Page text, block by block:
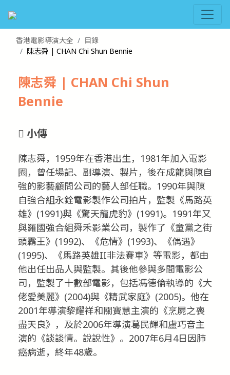
香港電影導演大全
目錄
陳志舜 | CHAN Chi Shun Bennie
陳志舜 | CHAN Chi Shun
Bennie
小傳
陳志舜，1959年在香港出生，1981年加入電影
圈，曾任場記、副導演、製片，後在成龍與陳自
強的影藝顧問公司的藝人部任職。1990年與陳
自強合組永銓電影製作公司拍片，監製《馬路英
雄》(1991)與《驚天龍虎豹》(1991)。1991年又
與羅國強合組舜禾影業公司，製作了《童黨之街
頭霸王》(1992)、《危情》(1993)、《偶遇》
(1995)、《馬路英雄II非法賽車》等電影，都由
他出任出品人與監製。其後他參與多間電影公
司，監製了十數部電影，包括馮德倫執導的《大
佬愛美麗》(2004)與《精武家庭》(2005)。他在
2001年導演黎耀祥和關寶慧主演的《烹屍之喪
盡天良》，及於2006年導演葛民輝和盧巧音主
演的《談談情。說說性》。2007年6月4日因肺
癌病逝，終年48歲。